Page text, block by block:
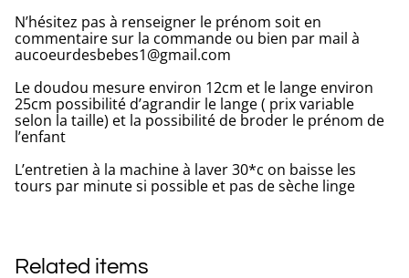
N’hésitez pas à renseigner le prénom soit en
commentaire sur la commande ou bien par mail à
aucoeurdesbebes1@gmail.com
Le doudou mesure environ 12cm et le lange environ
25cm possibilité d’agrandir le lange ( prix variable
selon la taille) et la possibilité de broder le prénom de
l’enfant
L’entretien à la machine à laver 30*c on baisse les
tours par minute si possible et pas de sèche linge
Related items